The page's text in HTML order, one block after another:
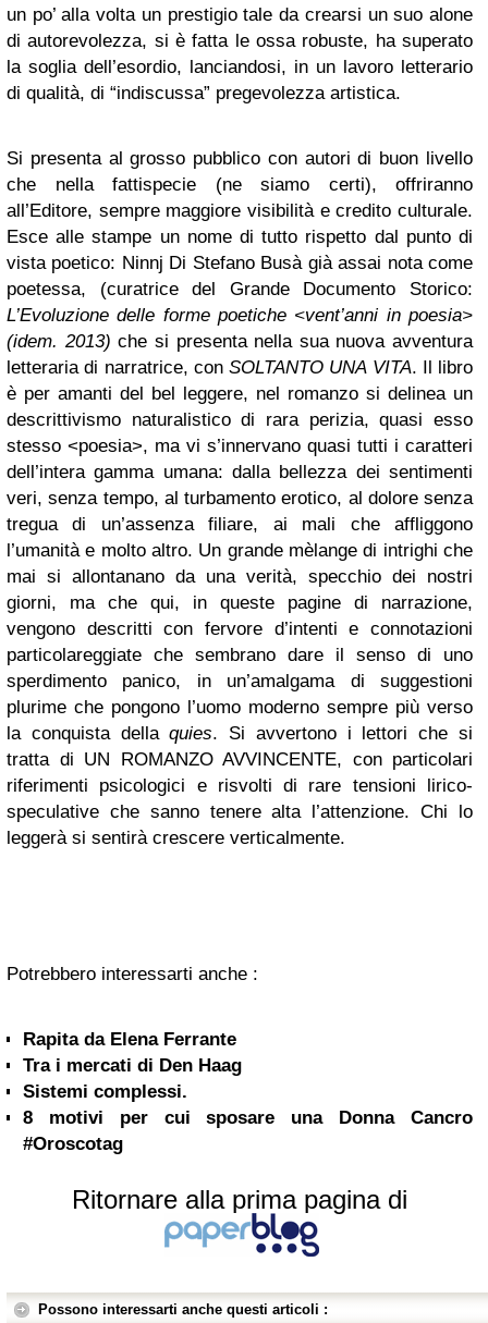
un po’ alla volta un prestigio tale da crearsi un suo alone
di autorevolezza, si è fatta le ossa robuste, ha superato
la soglia dell’esordio, lanciandosi, in un lavoro letterario
di qualità, di “indiscussa” pregevolezza artistica.
Si presenta al grosso pubblico con autori di buon livello
che nella fattispecie (ne siamo certi), offriranno
all’Editore, sempre maggiore visibilità e credito culturale.
Esce alle stampe un nome di tutto rispetto dal punto di
vista poetico: Ninnj Di Stefano Busà già assai nota come
poetessa, (curatrice del Grande Documento Storico:
L’Evoluzione delle forme poetiche <vent’anni in poesia>
(idem. 2013) che si presenta nella sua nuova avventura
letteraria di narratrice, con SOLTANTO UNA VITA. Il libro
è per amanti del bel leggere, nel romanzo si delinea un
descrittivismo naturalistico di rara perizia, quasi esso
stesso <poesia>, ma vi s’innervano quasi tutti i caratteri
dell’intera gamma umana: dalla bellezza dei sentimenti
veri, senza tempo, al turbamento erotico, al dolore senza
tregua di un’assenza filiare, ai mali che affliggono
l’umanità e molto altro. Un grande mèlange di intrighi che
mai si allontanano da una verità, specchio dei nostri
giorni, ma che qui, in queste pagine di narrazione,
vengono descritti con fervore d’intenti e connotazioni
particolareggiate che sembrano dare il senso di uno
sperdimento panico, in un’amalgama di suggestioni
plurime che pongono l’uomo moderno sempre più verso
la conquista dellaquies. Si avvertono i lettori che si
tratta di UN ROMANZO AVVINCENTE, con particolari
riferimenti psicologici e risvolti di rare tensioni lirico-
speculative che sanno tenere alta l’attenzione. Chi lo
leggerà si sentirà crescere verticalmente.
Potrebbero interessarti anche :
Rapita da Elena Ferrante
Tra i mercati di Den Haag
Sistemi complessi.
8 motivi per cui sposare una Donna Cancro
#Oroscotag
Ritornare alla prima pagina di
Possono interessarti anche questi articoli :